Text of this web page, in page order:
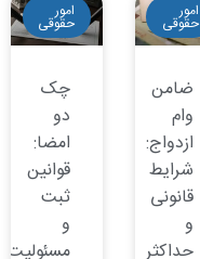
امور
حقوقی
ضامن
وام
ازدواج:
شرایط
قانونی
و
حداکثر
امور
حقوقی
چک
دو
امضا:
قوانین
ثبت
و
مسئولیت